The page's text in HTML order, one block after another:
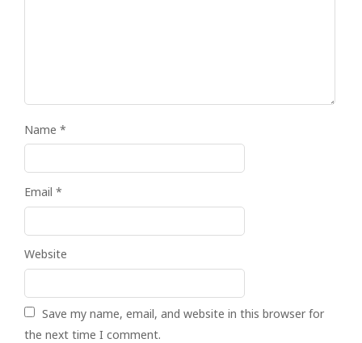
Name *
Email *
Website
Save my name, email, and website in this browser for
the next time I comment.